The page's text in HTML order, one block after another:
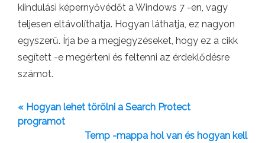
kiindulási képernyővédőt a Windows 7 -en, vagy
teljesen eltávolíthatja. Hogyan láthatja, ez nagyon
egyszerű. Írja be a megjegyzéseket, hogy ez a cikk
segített -e megérteni és feltenni az érdeklődésre
számot.
« Hogyan lehet törölni a Search Protect
programot
Temp -mappa hol van és hogyan kell